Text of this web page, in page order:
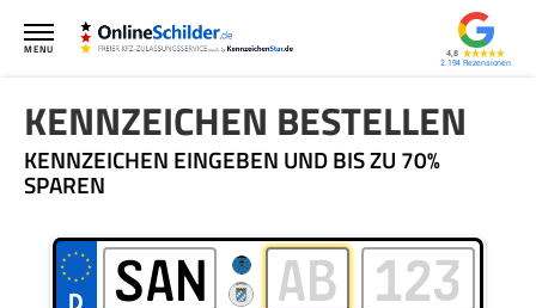
4,8
2.194
MENU
KENNZEICHEN BESTELLEN
KENNZEICHEN EINGEBEN UND BIS ZU 70%
SPAREN